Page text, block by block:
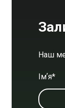
Наш
Імʼя*